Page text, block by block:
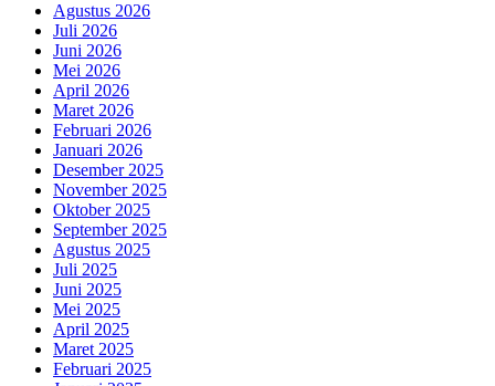
Agustus 2026
Juli 2026
Juni 2026
Mei 2026
April 2026
Maret 2026
Februari 2026
Januari 2026
Desember 2025
November 2025
Oktober 2025
September 2025
Agustus 2025
Juli 2025
Juni 2025
Mei 2025
April 2025
Maret 2025
Februari 2025